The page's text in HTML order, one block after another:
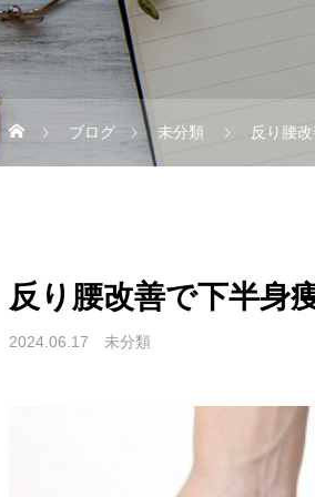
ブログ 未分類 反り腰
反り腰改善で下半身
2024.06.17 未分類